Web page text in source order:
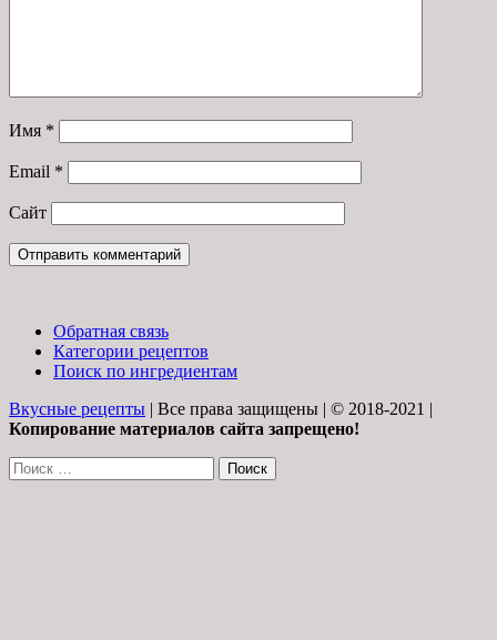
Имя *
Email *
Сайт
Обратная связь
Категории рецептов
Поиск по ингредиентам
Вкусные рецепты | Все права защищены | © 2018-2021 |
Копирование материалов сайта запрещено!